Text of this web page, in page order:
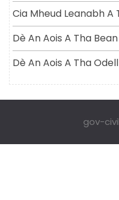
Cia Mheud Leanabh A
Dè An Aois A Tha
Dè An Aois A Tha
gov-